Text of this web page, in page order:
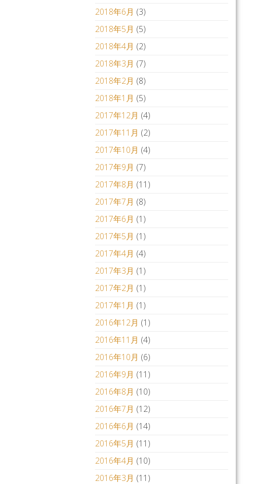
2018年6月 (3)
2018年5月 (5)
2018年4月 (2)
2018年3月 (7)
2018年2月 (8)
2018年1月 (5)
2017年12月 (4)
2017年11月 (2)
2017年10月 (4)
2017年9月 (7)
2017年8月 (11)
2017年7月 (8)
2017年6月 (1)
2017年5月 (1)
2017年4月 (4)
2017年3月 (1)
2017年2月 (1)
2017年1月 (1)
2016年12月 (1)
2016年11月 (4)
2016年10月 (6)
2016年9月 (11)
2016年8月 (10)
2016年7月 (12)
2016年6月 (14)
2016年5月 (11)
2016年4月 (10)
2016年3月 (11)